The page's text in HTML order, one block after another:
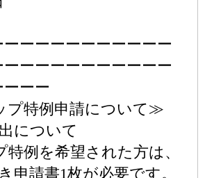
ーーーーーーーーーー
ーーーーーーーーーー
ーー
プ特例申請について≫
について
特例を希望された方は、
申請書1枚が必要です。